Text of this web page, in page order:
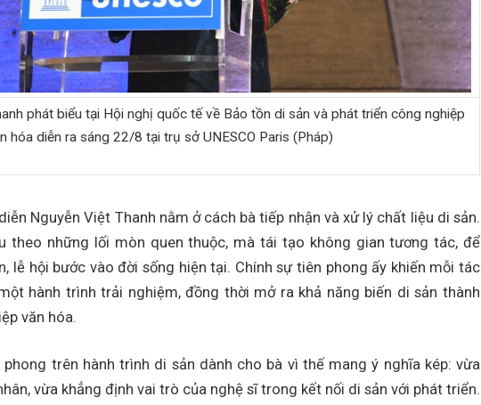
phát biểu tại Hội nghị quốc tế về Bảo tồn di sản và phát triển công nghiệp
hóa diễn ra sáng 22/8 tại trụ sở UNESCO Paris (Pháp)
Nguyễn Việt Thanh nằm ở cách bà tiếp nhận và xử lý chất liệu di sản.
theo những lối mòn quen thuộc, mà tái tạo không gian tương tác, để
lễ hội bước vào đời sống hiện tại. Chính sự tiên phong ấy khiến mỗi tác
hành trình trải nghiệm, đồng thời mở ra khả năng biến di sản thành
văn hóa.
trên hành trình di sản dành cho bà vì thế mang ý nghĩa kép: vừa
vừa khẳng định vai trò của nghệ sĩ trong kết nối di sản với phát triển.